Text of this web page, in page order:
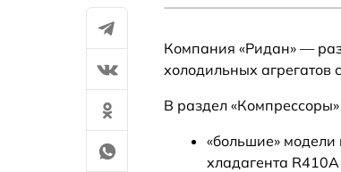
Компания «Ридан» —
холодильных агрегатов
В раздел
«большие»
хладагента